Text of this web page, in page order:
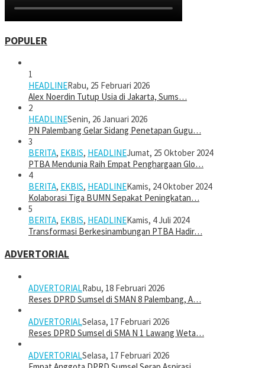
POPULER
1
HEADLINERabu, 25 Februari 2026
Alex Noerdin Tutup Usia di Jakarta, Sums…
2
HEADLINESenin, 26 Januari 2026
PN Palembang Gelar Sidang Penetapan Gugu…
3
BERITA, EKBIS, HEADLINEJumat, 25 Oktober 2024
PTBA Mendunia Raih Empat Penghargaan Glo…
4
BERITA, EKBIS, HEADLINEKamis, 24 Oktober 2024
Kolaborasi Tiga BUMN Sepakat Peningkatan…
5
BERITA, EKBIS, HEADLINEKamis, 4 Juli 2024
Transformasi Berkesinambungan PTBA Hadir…
ADVERTORIAL
ADVERTORIALRabu, 18 Februari 2026
Reses DPRD Sumsel di SMAN 8 Palembang, A…
ADVERTORIALSelasa, 17 Februari 2026
Reses DPRD Sumsel di SMA N 1 Lawang Weta…
ADVERTORIALSelasa, 17 Februari 2026